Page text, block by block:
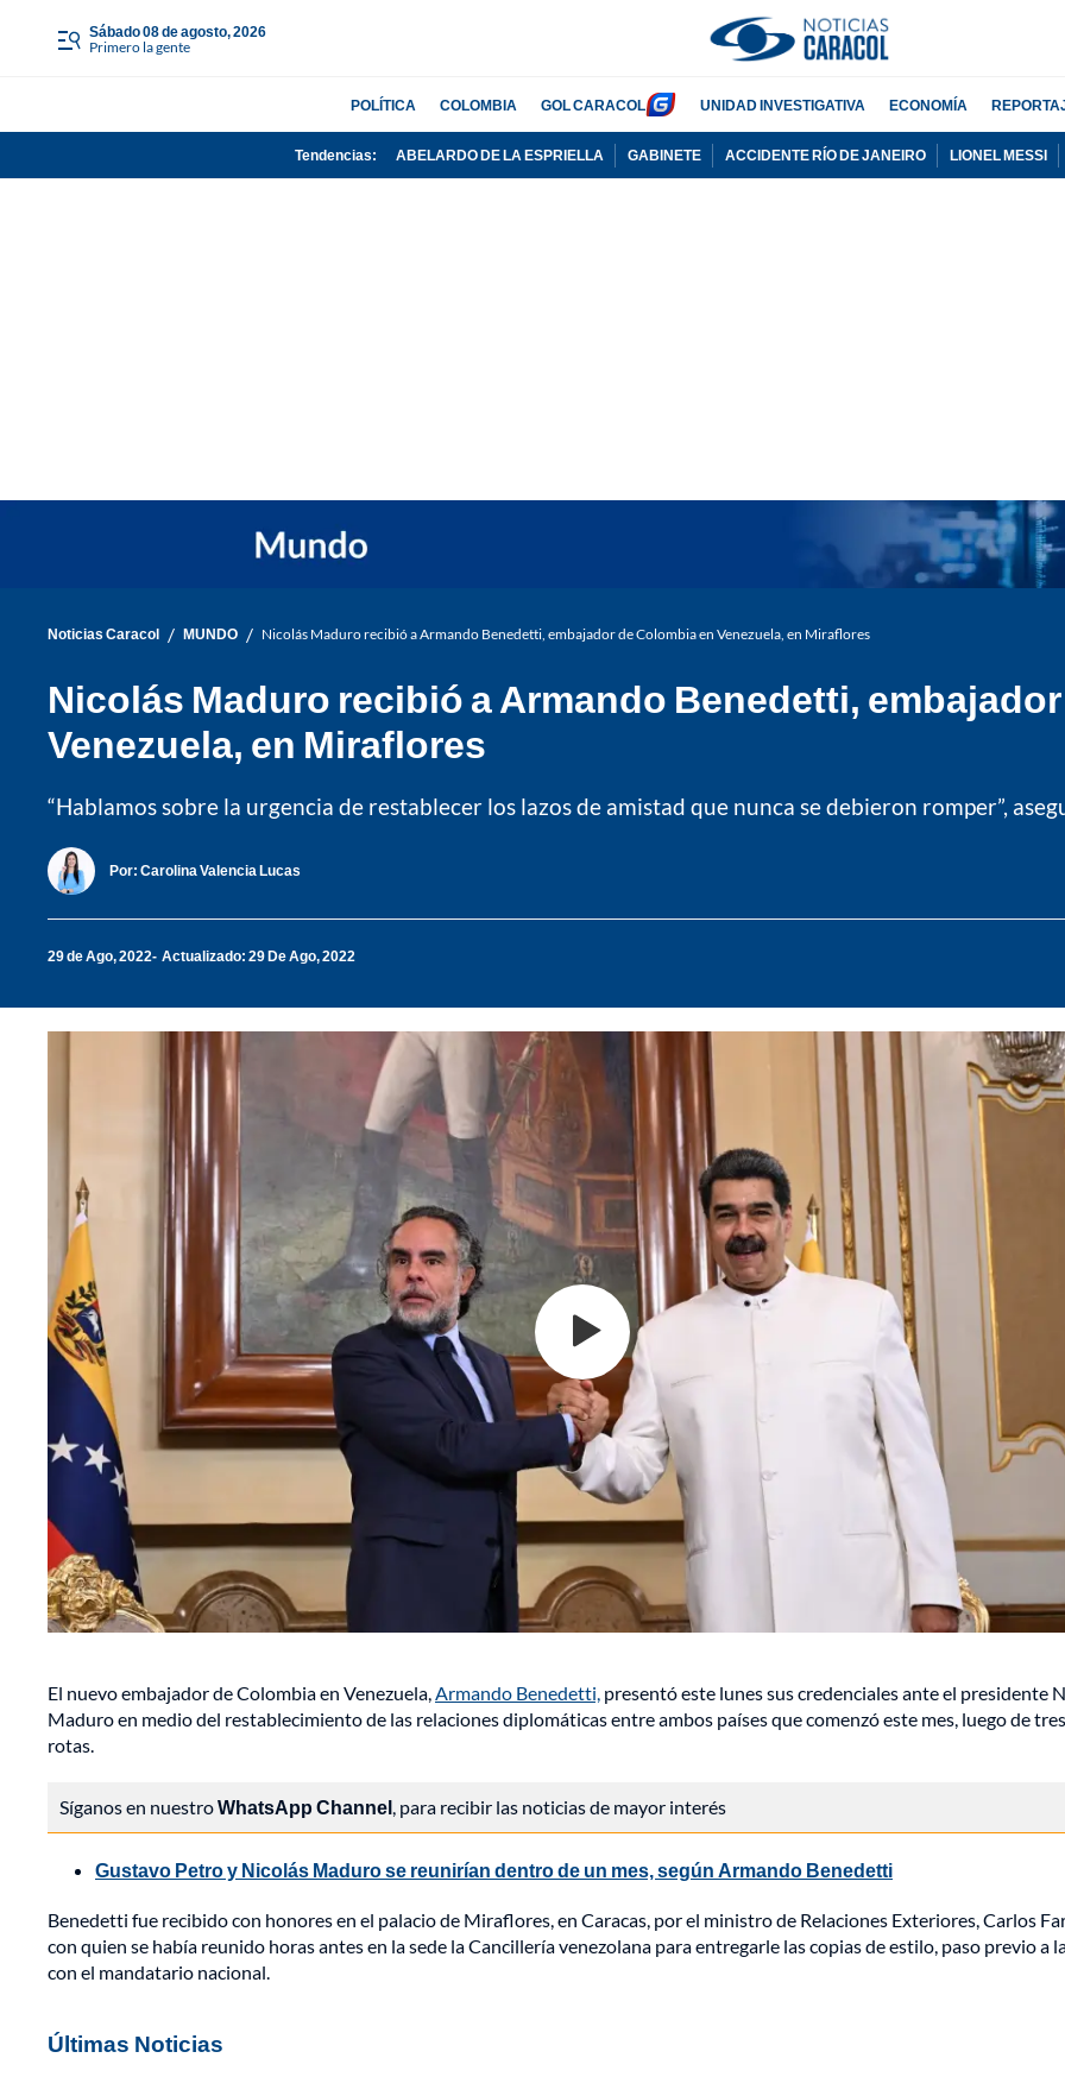
sábado 08 de agosto, 2026
Primero la gente
POLÍTICA COLOMBIA GOL CARACOL UNIDAD INVESTIGATIVA ECONOMÍA
Tendencias: ABELARDO DE LA ESPRIELLA GABINETE ACCIDENTE RÍO DE JANEIRO LIONEL MESSI
Noticias Caracol / MUNDO / Nicolás Maduro recibió a Armando Benedetti, embajador de Colombia en Venezuela, en Miraflores
Nicolás Maduro recibió a Armando Benedetti,
Venezuela, en Miraflores
“Hablamos sobre la urgencia de restablecer los lazos de amistad que nunca se debieron romper”,
Por: Carolina Valencia Lucas
29 de Ago, 2022 Actualizado: 29 De Ago, 2022
El nuevo embajador de Colombia en Venezuela,Armando Benedetti, presentó este lunes sus credenciales ante el presidente
Maduro en medio del restablecimiento de las relaciones diplomáticas entre ambos países que comenzó este mes, luego de
rotas.
Síganos en nuestroWhatsApp Channel, para recibir las noticias de mayor interés
Gustavo Petro y Nicolás Maduro se reunirían dentro de un mes, según Armando Benedetti
Benedetti fue recibido con honores en el palacio de Miraflores, en Caracas, por el ministro de Relaciones Exteriores, Carlos
con quien se había reunido horas antes en la sede la Cancillería venezolana para entregarle las copias de estilo, paso previo a
con el mandatario nacional.
Últimas Noticias